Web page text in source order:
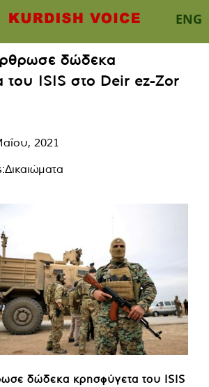
ENG
δώδεκα
του ISIS στο Deir ez-Zor
2021
Δικαιώματα
δώδεκα κρησφύγετα του ISIS